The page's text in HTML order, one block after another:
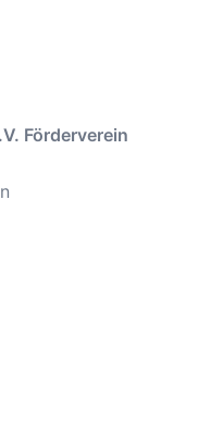
Förderverein